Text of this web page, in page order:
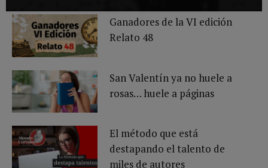
Ganadores de la VI edición
Relato 48
San Valentín ya no huele a
rosas… huele a páginas
El método que está
destapando el talento de
miles de autores